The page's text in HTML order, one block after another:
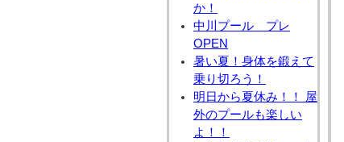
か！
中川プール プレ
OPEN
暑い夏！身体を鍛えて
乗り切ろう！
明日から夏休み！！ 屋
外のプールも楽しい
よ！！